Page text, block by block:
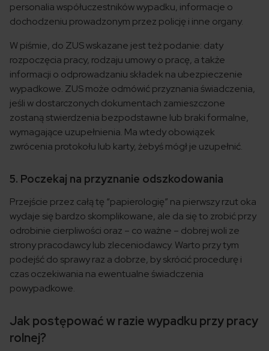
personalia współuczestników wypadku, informacje o
dochodzeniu prowadzonym przez policję i inne organy.
W piśmie, do ZUS wskazane jest też podanie: daty
rozpoczęcia pracy, rodzaju umowy o pracę, a także
informacji o odprowadzaniu składek na ubezpieczenie
wypadkowe. ZUS może odmówić przyznania świadczenia,
jeśli w dostarczonych dokumentach zamieszczone
zostaną stwierdzenia bezpodstawne lub braki formalne,
wymagające uzupełnienia. Ma wtedy obowiązek
zwrócenia protokołu lub karty, żebyś mógł je uzupełnić.
5. Poczekaj na przyznanie odszkodowania
Przejście przez całą tę “papierologię” na pierwszy rzut oka
wydaje się bardzo skomplikowane, ale da się to zrobić przy
odrobinie cierpliwości oraz – co ważne – dobrej woli ze
strony pracodawcy lub zleceniodawcy. Warto przy tym
podejść do sprawy raz a dobrze, by skrócić procedurę i
czas oczekiwania na ewentualne świadczenia
powypadkowe.
Jak postępować w razie wypadku przy pracy
rolnej?